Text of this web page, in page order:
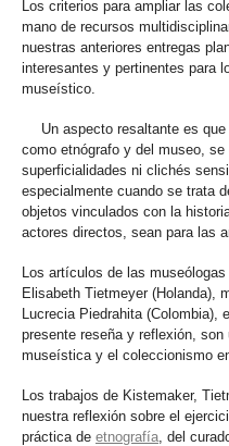
Los criterios para ampliar las
mano de recursos
nuestras anteriores entregas
interesantes y pertinentes para
museístico.
Un aspecto resaltante es
como etnógrafo y del museo,
superficialidades ni clichés
especialmente cuando se trata
objetos vinculados con la
actores directos, sean para las
Los artículos de las
Elisabeth Tietmeyer (Holanda),
Lucrecia Piedrahita
presente reseña y reflexión,
museística y el coleccionismo
Los trabajos de Kistemaker,
nuestra reflexión sobre el
práctica de etnografía , del